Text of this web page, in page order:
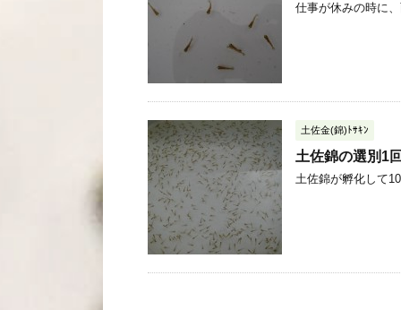
仕事が休みの時に
土佐金(錦)ﾄｻｷﾝ
土佐錦の選別1
土佐錦が孵化して